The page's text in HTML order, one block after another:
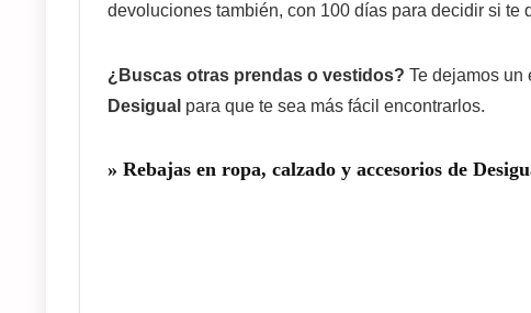
devoluciones también, con 100 días para decidir si te
¿Buscas otras prendas o vestidos? Te dejamos un
Desigual para que te sea más fácil encontrarlos.
» Rebajas en ropa, calzado y accesorios de